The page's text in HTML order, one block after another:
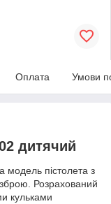
Оплата Умови
дитячий
модель пістолета з
Розрахований
кульками